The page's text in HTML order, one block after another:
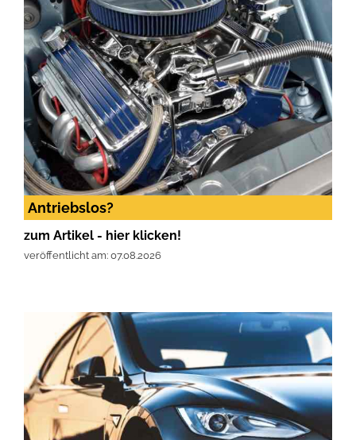
Antriebslos?
zum Artikel - hier klicken!
veröffentlicht am: 07.08.2026